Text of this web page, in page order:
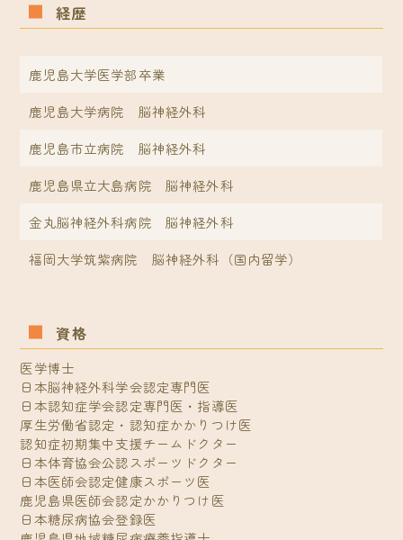
経歴
鹿児島大学医学部卒業
鹿児島大学病院 脳神経外科
鹿児島市立病院 脳神経外科
鹿児島県立大島病院 脳神経外科
金丸脳神経外科病院 脳神経外科
福岡大学筑紫病院 脳神経外科（国内留学）
資格
医学博士
日本脳神経外科学会認定専門医
日本認知症学会認定専門医・指導医
厚生労働省認定・認知症かかりつけ医
認知症初期集中支援チームドクター
日本体育協会公認スポーツドクター
日本医師会認定健康スポーツ医
鹿児島県医師会認定かかりつけ医
日本糖尿病協会登録医